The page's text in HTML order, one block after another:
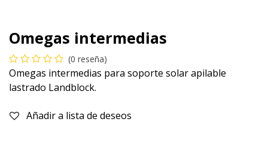
Omegas intermedias
(0 reseña)
Omegas intermedias para soporte solar apilable
lastrado Landblock.
Añadir a lista de deseos